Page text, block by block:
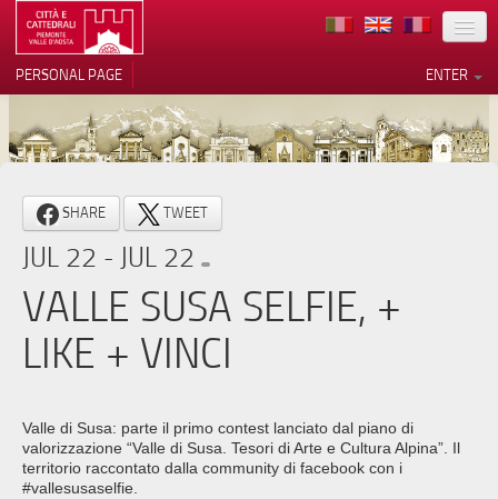
LOCATION
ARCHITECTURE
MUSEUMS
ITINERARIES
EVENTS
CONTACTS
PRESS
ENTER
PERSONAL PAGE
SHARE TWEET
JUL 22 - JUL 22
VALLE SUSA SELFIE, +
LIKE + VINCI
Valle di Susa: parte il primo contest lanciato dal piano di
valorizzazione “Valle di Susa. Tesori di Arte e Cultura Alpina”. Il
territorio raccontato dalla community di facebook con i
#vallesusaselfie.
Notice at collection
Your Privacy Choices